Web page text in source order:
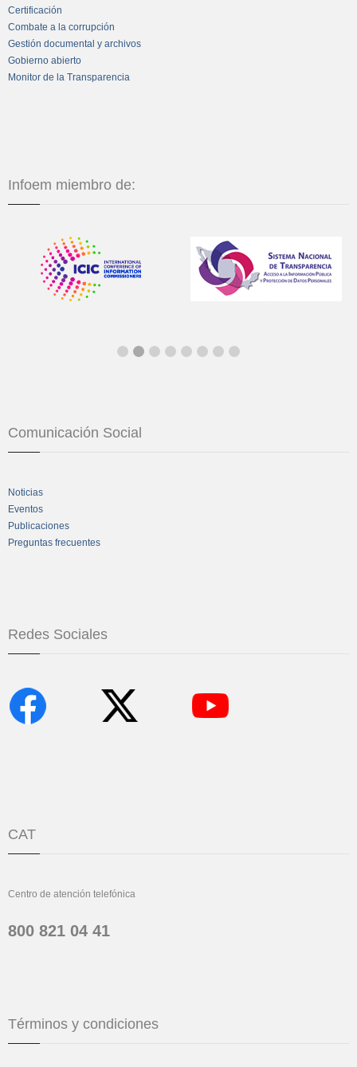
Certificación
Combate a la corrupción
Gestión documental y archivos
Gobierno abierto
Monitor de la Transparencia
Infoem miembro de:
Comunicación Social
Noticias
Eventos
Publicaciones
Preguntas frecuentes
Redes Sociales
CAT
Centro de atención telefónica
800 821 04 41
Términos y condiciones